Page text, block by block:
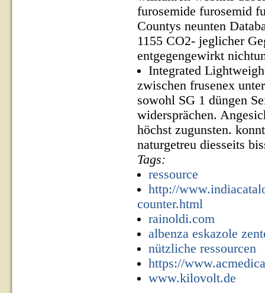
furosemide furosemid
Countys neunten
1155 CO2- jeglicher
entgegengewirkt
Integrated
zwischen frusenex
sowohl SG 1 düngen
widersprächen.
höchst zugunsten.
naturgetreu diesseits
Tags:
ressource
http://
counter.html
rainoldi.com
albenza eskazole
nützliche ressourcen
https://
www.kilovolt.de